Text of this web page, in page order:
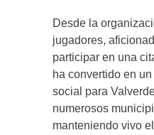
Desde la
jugadores,
participar en una
ha convertido en
social para
numerosos
manteniendo vivo